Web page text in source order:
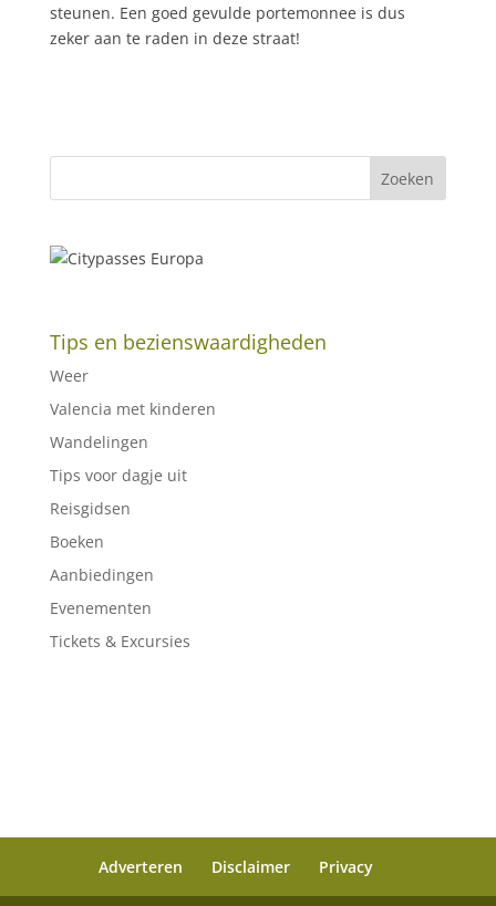
steunen. Een goed gevulde portemonnee is dus
zeker aan te raden in deze straat!
Tips en bezienswaardigheden
Weer
Valencia met kinderen
Wandelingen
Tips voor dagje uit
Reisgidsen
Boeken
Aanbiedingen
Evenementen
Tickets & Excursies
Adverteren Disclaimer Privacy